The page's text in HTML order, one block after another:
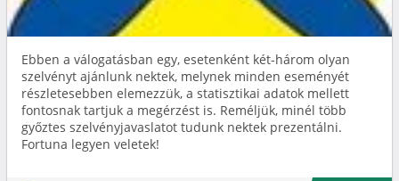
Ebben a válogatásban egy, esetenként két-három olyan
szelvényt ajánlunk nektek, melynek minden eseményét
részletesebben elemezzük, a statisztikai adatok mellett
fontosnak tartjuk a megérzést is. Reméljük, minél több
győztes szelvényjavaslatot tudunk nektek prezentálni.
Fortuna legyen veletek!